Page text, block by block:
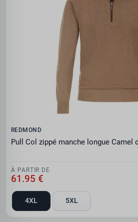
REDMOND
Pull Col zippé manche longue Camel
À PARTIR DE
61.95 €
4XL 5XL